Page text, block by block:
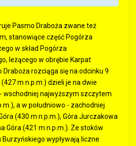
Pasmo Draboża zwane też
stanowiące część Pogórza
w skład Pogórza
leżącego w obrębie Karpat
rozciąga się na odcinku 9
(427 m n.p.m.) dzieli je na dwie
wschodniej najwyższym szczytem
, a w południowo - zachodniej
(430 m n.p.m.), Góra Jurczakowa
Góra (421 m n.p.m.). Ze stoków
Burzyńskiego wypływają liczne